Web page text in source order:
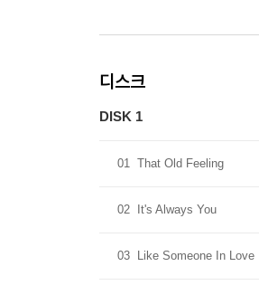
디스크
DISK 1
01 That Old Feeling
02 It's Always You
03 Like Someone In Love